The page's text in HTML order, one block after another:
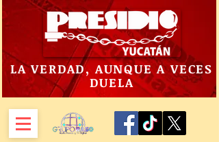
LA VERDAD, AUNQUE A VECES
DUELA